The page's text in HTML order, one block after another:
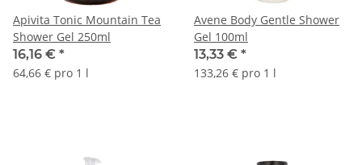
Apivita Tonic Mountain Tea
Shower Gel 250ml
16,16 € *
64,66 € pro 1 l
Avene Body Gentle Shower
Gel 100ml
13,33 € *
133,26 € pro 1 l